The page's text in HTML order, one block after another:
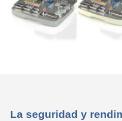
La seguridad y